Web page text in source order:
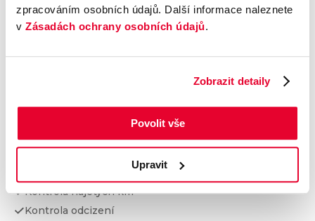
zpracováním osobních údajů. Další informace naleznete
v Zásadách ochrany osobních údajů.
Zobrazit detaily
Povolit vše
Upravit
Nápravy a podvozek
Výfuková soustava
Prověření vozu od Cebia
Kontrola najetých km
Kontrola odcizení